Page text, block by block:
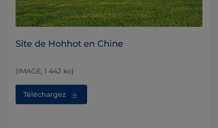
Site de Hohhot en Chine
(IMAGE, 1 442 ko)
Téléchargez